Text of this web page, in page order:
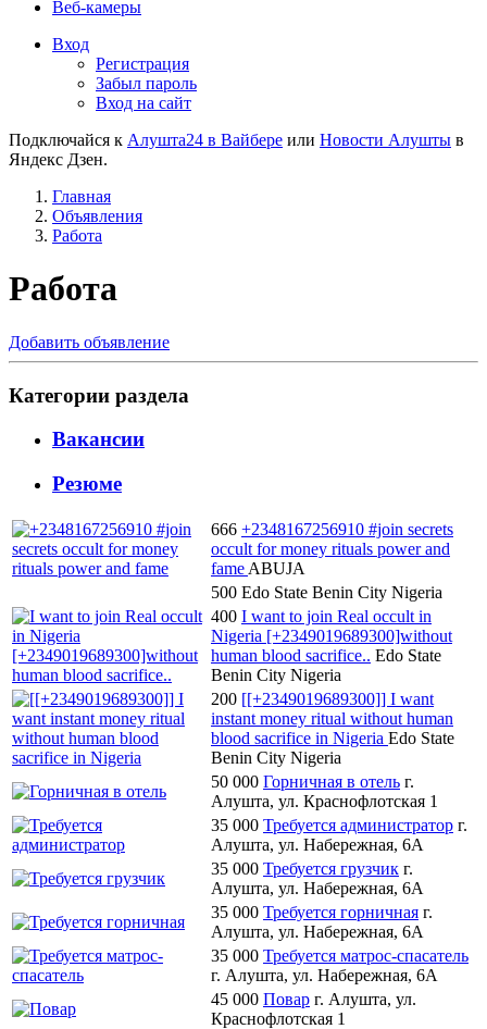
Веб-камеры
Вход
Регистрация
Забыл пароль
Вход на сайт
Подключайся к Алушта24 в Вайбере или Новости Алушты в
Яндекс Дзен.
Главная
Объявления
Работа
Работа
Добавить объявление
Категории раздела
Вакансии
Резюме
666 +2348167256910 #join secrets
occult for money rituals power and
fame ABUJA
500 Edo State Benin City Nigeria
400 I want to join Real occult in
Nigeria [+2349019689300]without
human blood sacrifice.. Edo State
Benin City Nigeria
200 [[+2349019689300]] I want
instant money ritual without human
blood sacrifice in Nigeria Edo State
Benin City Nigeria
50 000 Горничная в отель г.
Алушта, ул. Краснофлотская 1
35 000 Требуется администратор г.
Алушта, ул. Набережная, 6А
35 000 Требуется грузчик г.
Алушта, ул. Набережная, 6А
35 000 Требуется горничная г.
Алушта, ул. Набережная, 6А
35 000 Требуется матрос-спасатель
г. Алушта, ул. Набережная, 6А
45 000 Повар г. Алушта, ул.
Краснофлотская 1